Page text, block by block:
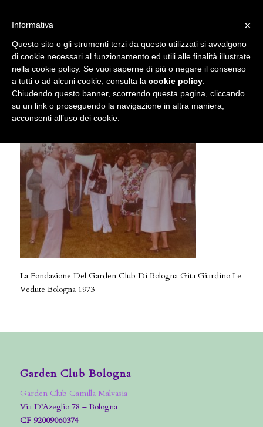
Gita Giardino Le Vedute Bologna 1973
La Fondazione Del Garden Club Di Bologna Gita Giardino Le
Vedute Bologna 1973
Garden Club Bologna
Garden Club Camilla Malvasia
Via D’Azeglio 78 – Bologna
CF 92009060374
accetta l'uso dei cookies previsto nella pagina dedicata.
Fai clic per abilitare/disabilitare il tracciamento di
Google Analytics.
OK Privacy e cookie policy
×
Informativa
Questo sito o gli strumenti terzi da questo utilizzati si avvalgono
di cookie necessari al funzionamento ed utili alle finalità illustrate
nella cookie policy. Se vuoi saperne di più o negare il consenso
a tutti o ad alcuni cookie, consulta la cookie policy
Chiudendo questo banner, scorrendo questa pagina, cliccando
su un link o proseguendo la navigazione in altra maniera,
acconsenti all’uso dei cookie.